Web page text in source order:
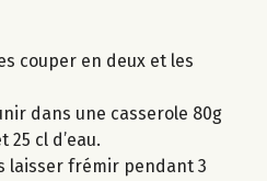
couper en deux et les
dans une casserole 80g
cl d’eau.
laisser frémir pendant 3